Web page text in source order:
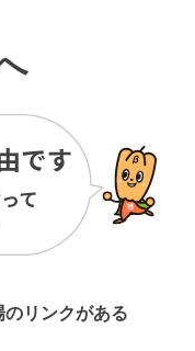
のリンクがある